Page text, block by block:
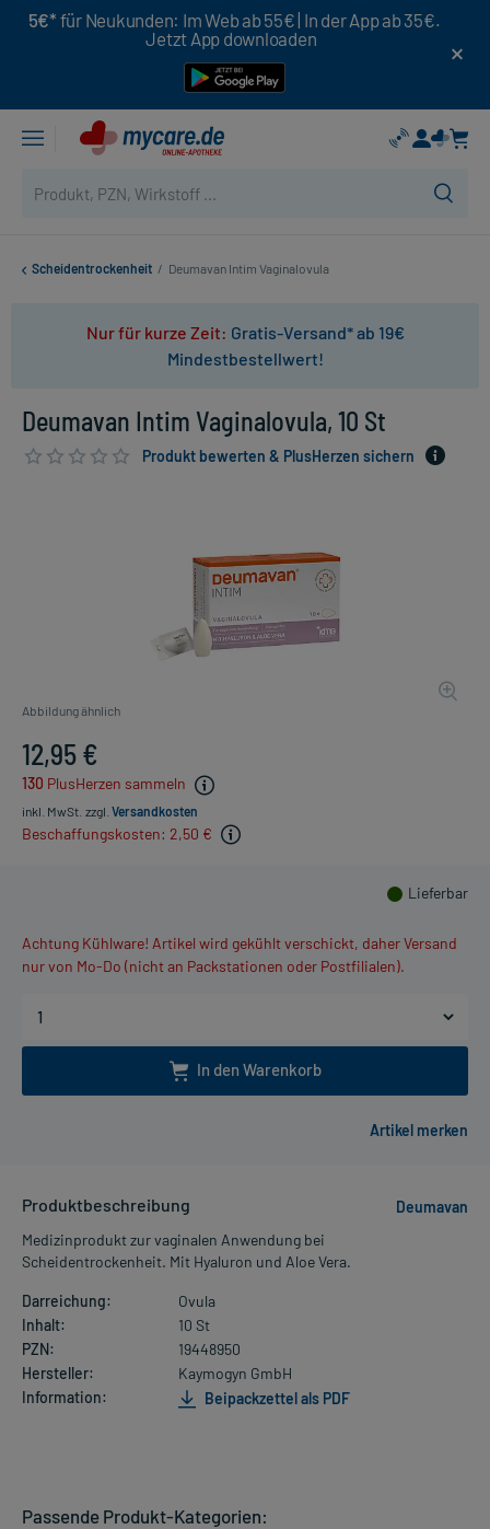
5€* für Neukunden: Im Web ab 55€ | In der App ab 35€.
Jetzt App downloaden
Scheidentrockenheit / Deumavan Intim Vaginalovula
Nur für kurze Zeit: Gratis-Versand* ab 19€
Mindestbestellwert!
Deumavan Intim Vaginalovula, 10 St
Produkt bewerten & PlusHerzen sichern
Abbildung ähnlich
12,95 €
130 PlusHerzen sammeln
inkl. MwSt. zzgl. Versandkosten
Beschaffungskosten: 2,50 €
Lieferbar
Achtung Kühlware! Artikel wird gekühlt verschickt, daher Versand
nur von Mo-Do (nicht an Packstationen oder Postfilialen).
In den Warenkorb
Produktbeschreibung
Deumavan
Medizinprodukt zur vaginalen Anwendung bei
Scheidentrockenheit. Mit Hyaluron und Aloe Vera.
Darreichung:
Ovula
Inhalt:
10 St
PZN:
19448950
Hersteller:
Kaymogyn GmbH
Information:
Beipackzettel als PDF
Passende Produkt-Kategorien: